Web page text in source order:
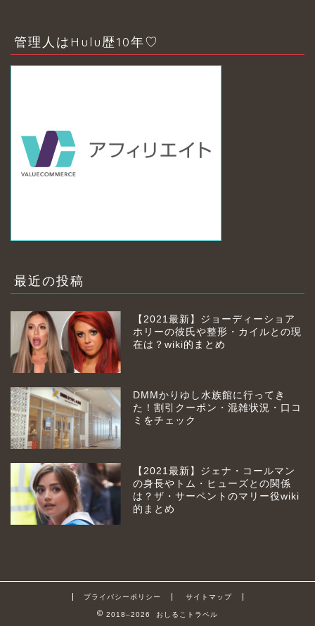
管理人はHulu歴10年♡
最近の投稿
【2021最新】ジョーディーショア
ホリーの彼氏や整形・カイルとの現
在は？wiki的まとめ
DMMかりゆし水族館に行ってき
た！割引クーポン・混雑状況・口コ
ミをチェック
【2021最新】ジェナ・コールマン
の身長やトム・ヒューズとの関係
は？ザ・サーペントのマリー役wiki
的まとめ
プライバシーポリシー サイトマップ
2018–2026 おしるこトラベル